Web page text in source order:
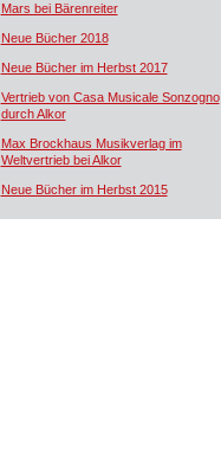
Mars bei Bärenreiter
Neue Bücher 2018
Neue Bücher im Herbst 2017
Vertrieb von Casa Musicale Sonzogno
durch Alkor
Max Brockhaus Musikverlag im
Weltvertrieb bei Alkor
Neue Bücher im Herbst 2015